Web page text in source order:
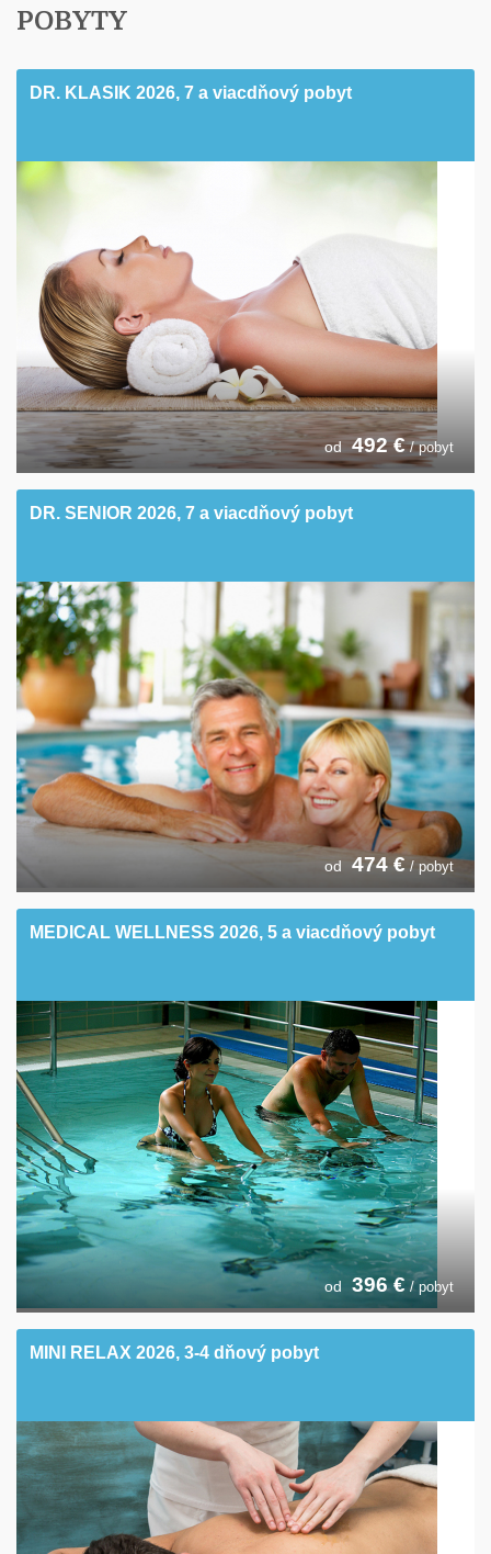
POBYTY
DR. KLASIK 2026, 7 a viacdňový pobyt
od 492€ / pobyt
DR. SENIOR 2026, 7 a viacdňový pobyt
od 474 € / pobyt
MEDICAL WELLNESS 2026, 5 a viacdňový pobyt
od 396€ / pobyt
MINI RELAX 2026, 3-4 dňový pobyt